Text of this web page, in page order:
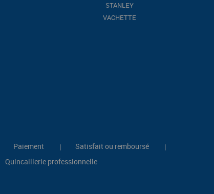
STANLEY
VACHETTE
Paiement | Satisfait ou remboursé
|
Quincaillerie professionnelle